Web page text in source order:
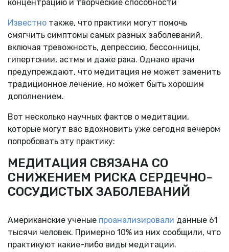
концентрацию и творческие способности
Известно также, что практики могут помочь
смягчить симптомы самых разных заболеваний,
включая тревожность, депрессию, бессонницы,
гипертонии, астмы и даже рака. Однако врачи
предупреждают, что медитация не может заменить
традиционное лечение, но может быть хорошим
дополнением.
Вот несколько научных фактов о медитации,
которые могут вас вдохновить уже сегодня вечером
попробовать эту практику:
МЕДИТАЦИЯ СВЯЗАНА СО
СНИЖЕНИЕМ РИСКА СЕРДЕЧНО-
СОСУДИСТЫХ ЗАБОЛЕВАНИЙ
Американские ученые проанализировали данные 61
тысячи человек. Примерно 10% из них сообщили, что
практикуют какие-либо виды медитации.